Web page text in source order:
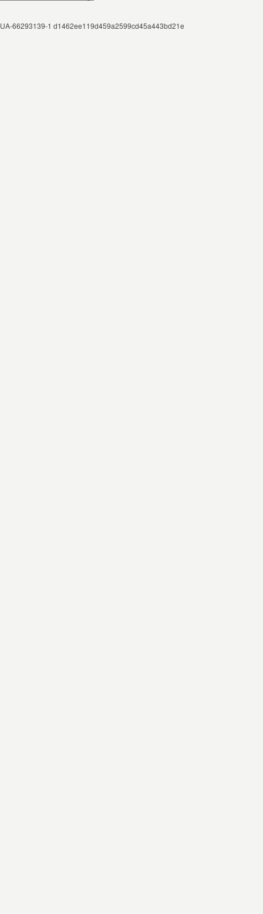
UA-66293139-1 d1462ee119d459a2599cd45a443bd21e